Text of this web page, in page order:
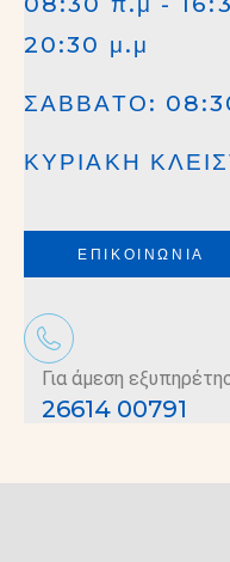
20:30 μ.μ
ΣΑΒΒΑΤΟ:
ΚΥΡΙΑΚΗ
ΕΠΙΚΟΙΝΩΝΙΑ
26614 00791
Για άμεση